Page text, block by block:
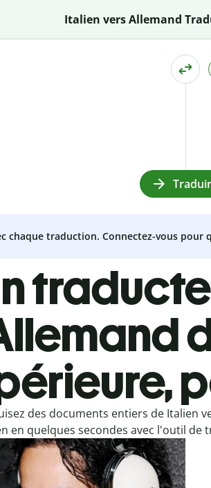
Italien vers Allemand
chaque traduction. Connectez-vous
des documents entiers de Italien
en quelques secondes avec l'outil